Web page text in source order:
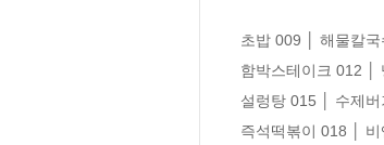
초밥 009 │ 해물칼
함박스테이크 012 │
설렁탕 015 │ 수제
즉석떡볶이 018 │